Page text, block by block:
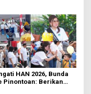
HAN 2026, Bunda
Pinontoan: Berikan